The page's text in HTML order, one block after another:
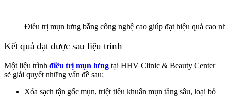
Điều trị mụn lưng bằng công nghệ cao giúp đạt hiệu quả cao
Kết quả đạt được sau liệu trình
Một liệu trình điều trị mụn lưng tại HHV Clinic & Beauty Center
sẽ giải quyết những vấn đề sau:
Xóa sạch tận gốc mụn, triệt tiêu khuẩn mụn tầng sâu, loại bỏ